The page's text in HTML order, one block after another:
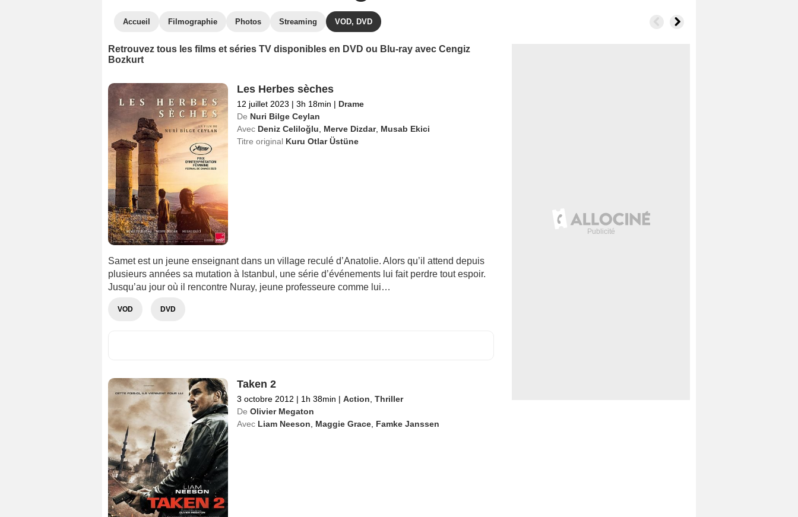
Accueil Filmographie Photos Streaming VOD, DVD
Retrouvez tous les films et séries TV disponibles en DVD ou Blu-ray avec Cengiz
Bozkurt
Les Herbes sèches
12 juillet 2023 | 3h 18min | Drame
De Nuri Bilge Ceylan
Avec Deniz Celiloğlu Merve Dizdar, Musab Ekici
Titre original Kuru Otlar Üstüne
Samet est un jeune enseignant dans un village reculé d’Anatolie. Alors qu’il attend depuis
plusieurs années sa mutation à Istanbul, une série d’événements lui fait perdre tout espoir.
Jusqu’au jour où il rencontre Nuray, jeune professeure comme lui…
VOD DVD
Taken 2
3 octobre 2012 | 1h 38min | Action Thriller
De Olivier Megaton
Avec Liam Neeson Maggie Grace, Famke Janssen